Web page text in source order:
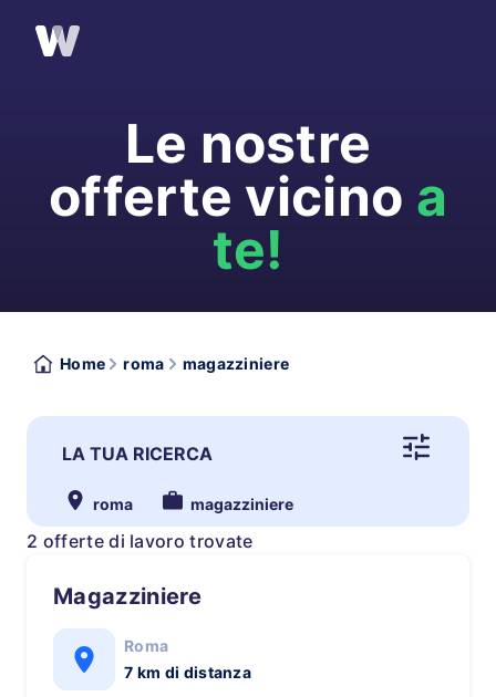
Le nostre
offerte vicino a
te!
Home roma magazziniere
LA TUA RICERCA
roma magazziniere
2 offerte di lavoro trovate
Magazziniere
Roma
7 km di distanza